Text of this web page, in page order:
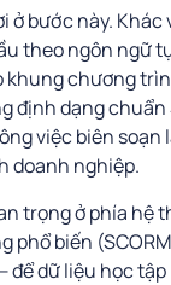
ở bước này.
theo ngôn ngữ
chương
định dạng
việc biên
doanh nghiệp.
trọng ở phía hệ
biến
dữ liệu học